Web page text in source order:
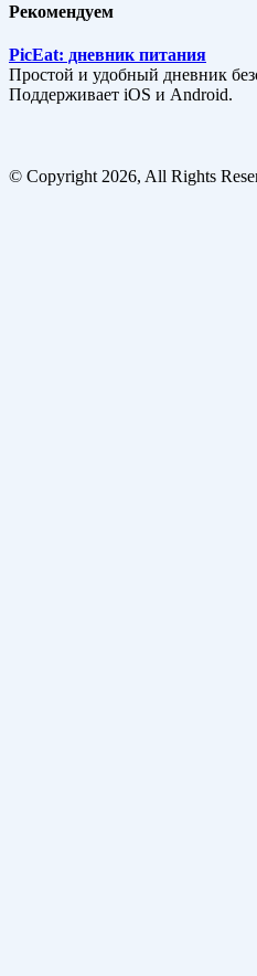
Рекомендуем
PicEat: дневник питания
Простой и удобный дневник
Поддерживает iOS и Android.
© Copyright 2026, All Rights